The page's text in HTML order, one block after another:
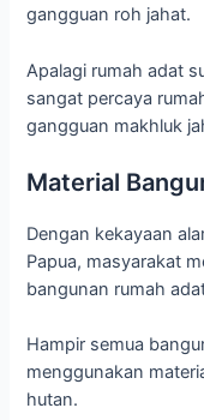
gangguan roh jahat.
Apalagi rumah adat
sangat percaya
gangguan makhluk
Material
Dengan kekayaan
Papua, masyarakat
bangunan rumah
Hampir semua
menggunakan
hutan.